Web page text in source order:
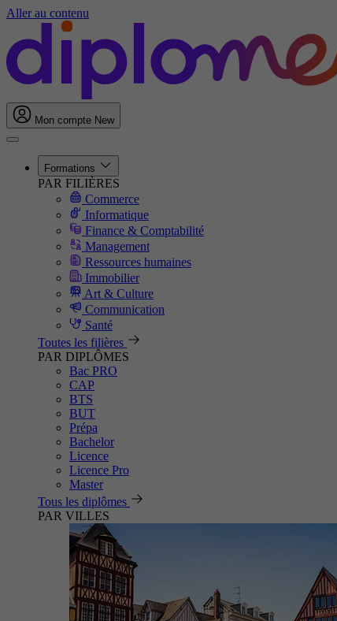
Aller au contenu
Mon compte New
Formations
PAR FILIÈRES
Commerce
Informatique
Finance & Comptabilité
Management
Ressources humaines
Immobilier
Art & Culture
Communication
Santé
Toutes les filières
PAR DIPLÔMES
Bac PRO
CAP
BTS
BUT
Prépa
Bachelor
Licence
Licence Pro
Master
Tous les diplômes
PAR VILLES